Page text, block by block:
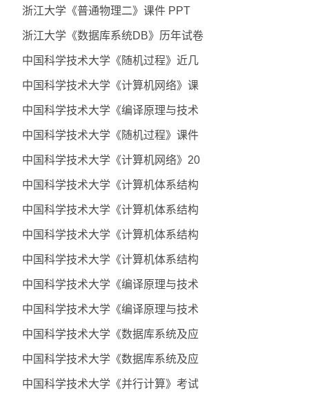
浙江大学《普通物理二》课件 PPT
浙江大学《数据库系统DB》历年试卷
中国科学技术大学《随机过程》近几
中国科学技术大学《计算机网络》课
中国科学技术大学《编译原理与技术
中国科学技术大学《随机过程》课件
中国科学技术大学《计算机网络》20
中国科学技术大学《计算机体系结构
中国科学技术大学《计算机体系结构
中国科学技术大学《计算机体系结构
中国科学技术大学《计算机体系结构
中国科学技术大学《编译原理与技术
中国科学技术大学《编译原理与技术
中国科学技术大学《数据库系统及应
中国科学技术大学《数据库系统及应
中国科学技术大学《并行计算》考试